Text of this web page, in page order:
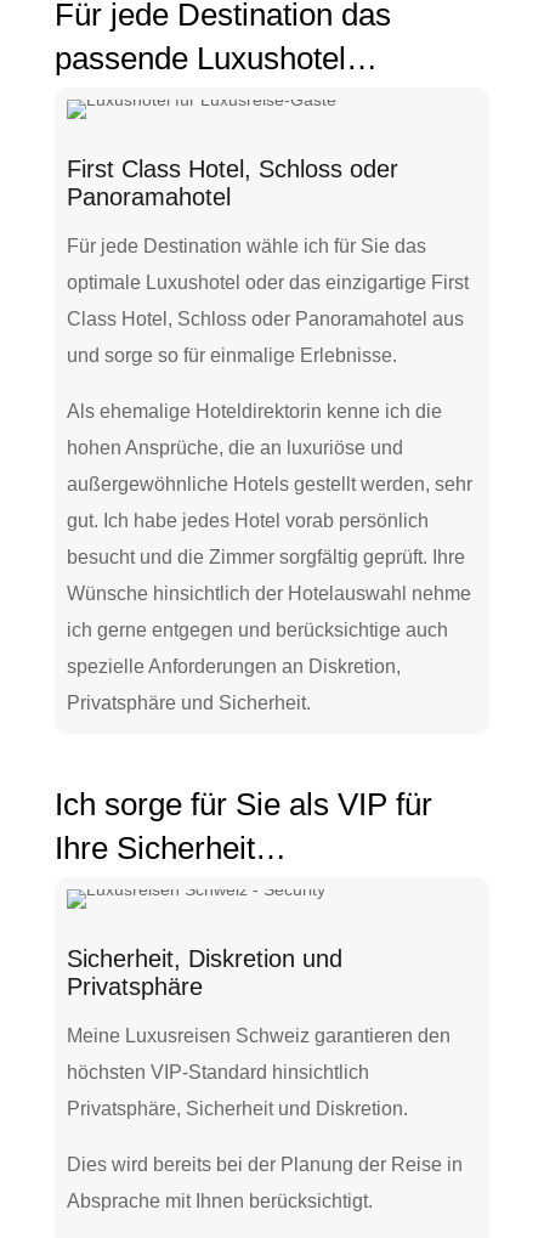
Für jede Destination das
passende Luxushotel…
First Class Hotel, Schloss oder
Panoramahotel
Für jede Destination wähle ich für Sie das
optimale Luxushotel oder das einzigartige First
Class Hotel, Schloss oder Panoramahotel aus
und sorge so für einmalige Erlebnisse.
Als ehemalige Hoteldirektorin kenne ich die
hohen Ansprüche, die an luxuriöse und
außergewöhnliche Hotels gestellt werden, sehr
gut. Ich habe jedes Hotel vorab persönlich
besucht und die Zimmer sorgfältig geprüft. Ihre
Wünsche hinsichtlich der Hotelauswahl nehme
ich gerne entgegen und berücksichtige auch
spezielle Anforderungen an Diskretion,
Privatsphäre und Sicherheit.
Ich sorge für Sie als VIP für
Ihre Sicherheit…
Sicherheit, Diskretion und
Privatsphäre
Meine Luxusreisen Schweiz garantieren den
höchsten VIP-Standard hinsichtlich
Privatsphäre, Sicherheit und Diskretion.
Dies wird bereits bei der Planung der Reise in
Absprache mit Ihnen berücksichtigt.